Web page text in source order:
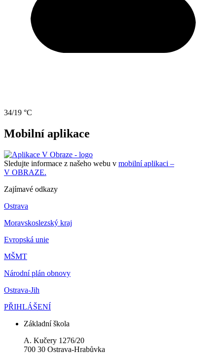
34/19 °C
Mobilní aplikace
Sledujte informace z našeho webu v mobilní aplikaci –
V OBRAZE.
Zajímavé odkazy
Ostrava
Moravskoslezský kraj
Evropská unie
MŠMT
Národní plán obnovy
Ostrava-Jih
PŘIHLÁŠENÍ
Základní škola
A. Kučery 1276/20
700 30 Ostrava-Hrabůvka